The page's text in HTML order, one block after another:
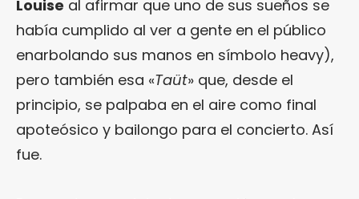
Louise al afirmar que uno de sus sueños se
había cumplido al ver a gente en el público
enarbolando sus manos en símbolo heavy),
pero también esa «Taüt» que, desde el
principio, se palpaba en el aire como final
apoteósico y bailongo para el concierto. Así
fue.